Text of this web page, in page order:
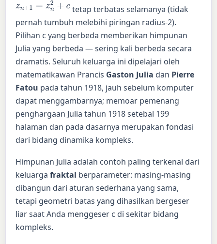
zn+1 =zn2+ c
tetap terbatas selamanya (tidak
pernah tumbuh melebihi piringan radius-2).
Pilihan c yang berbeda memberikan himpunan
Julia yang berbeda — sering kali berbeda secara
dramatis. Seluruh keluarga ini dipelajari oleh
matematikawan Prancis Gaston Julia dan Pierre
Fatou pada tahun 1918, jauh sebelum komputer
dapat menggambarnya; memoar pemenang
penghargaan Julia tahun 1918 setebal 199
halaman dan pada dasarnya merupakan fondasi
dari bidang dinamika kompleks.
Himpunan Julia adalah contoh paling terkenal dari
keluargafraktal berparameter: masing-masing
dibangun dari aturan sederhana yang sama,
tetapi geometri batas yang dihasilkan bergeser
liar saat Anda menggeser c di sekitar bidang
kompleks.